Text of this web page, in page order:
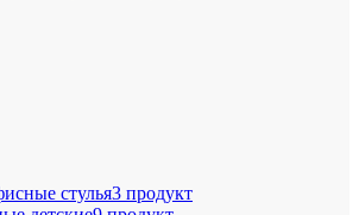
стулья3 продукт